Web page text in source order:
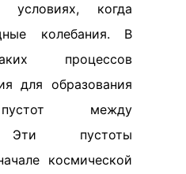
когда
колебания. В
процессов
для образования
между
Эти пустоты
космической